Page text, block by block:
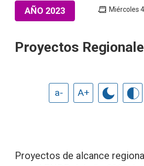
AÑO 2023 Miércoles
Proyectos
a- A+
Proyectos de alcance